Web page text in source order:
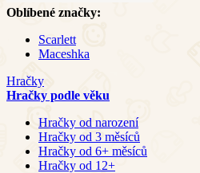
Oblíbené značky:
Scarlett
Maceshka
Hračky
Hračky podle věku
Hračky od narození
Hračky od 3 měsíců
Hračky od 6+ měsíců
Hračky od 12+